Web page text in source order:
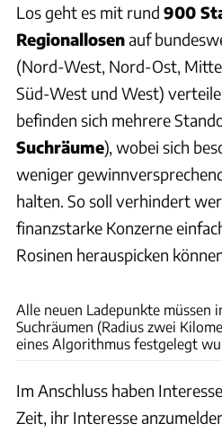
Los geht es mit rund 900
Regionallosenauf
(Nord-West, Nord-Ost,
Süd-West und West)
befinden sich mehrere
Suchräume), wobei sich
weniger
halten. So soll verhindert
finanzstarke Konzerne
Rosinen herauspicken
Alle neuen Ladepunkte müssen
Suchräumen (Radius zwei
eines Algorithmus festgelegt
Im Anschluss haben
Zeit, ihr Interesse